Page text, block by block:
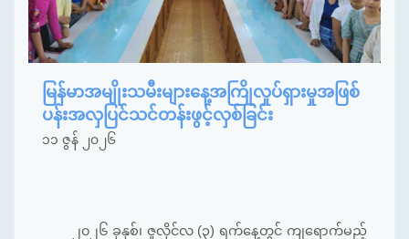
မြန်မာအမျိုးသမီးများနေ့အကြိုလှုပ်ရှားမှုအဖြစ်
ပန်းအလှပြင်သင်တန်းဖွင့်လှစ်ခြင်း
၁၁ ဇွန် ၂၀၂၆
၂၀၂၆ ခုနှစ်၊ ဇူလိုင်လ (၃) ရက်နေ့တွင် ကျရောက်မည့်